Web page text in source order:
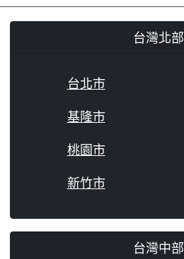
台灣北部
台北市
基隆市
桃園市
新竹市
台灣中部